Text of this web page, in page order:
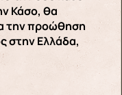
Κάσο, θα
την προώθηση
στην Ελλάδα,